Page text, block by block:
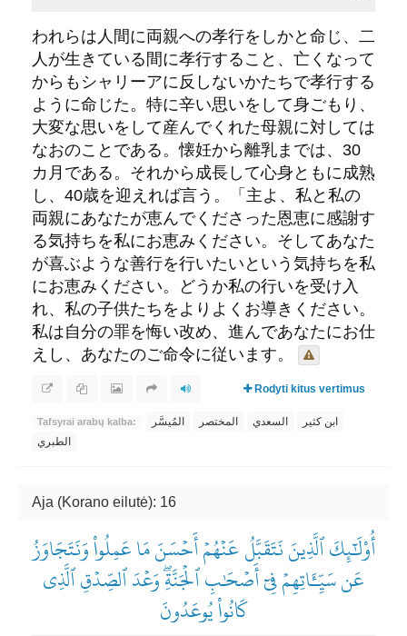
われらは人間に両親への孝行をしかと命じ、二
人が生きている間に孝行すること、亡くなって
からもシャリーアに反しないかたちで孝行する
ように命じた。特に辛い思いをして身ごもり、
大変な思いをして産んでくれた母親に対しては
なおのことである。懐妊から離乳までは、30
カ月である。それから成長して心身ともに成熟
し、40歳を迎えれば言う。「主よ、私と私の
両親にあなたが恵んでくださった恩恵に感謝す
る気持ちを私にお恵みください。そしてあなた
が喜ぶような善行を行いたいという気持ちを私
にお恵みください。どうか私の行いを受け入
れ、私の子供たちをよりよくお導きください。
私は自分の罪を悔い改め、進んであなたにお仕
えし、あなたのご命令に従います。
Rodyti kitus vertimus
Tafsyrai arabų kalba: المُيسَّر المختصر السعدي
ابن كثير
الطبري
Aja (Korano eilutė): 16
أُوْلَٰٓئِكَ ٱلَّذِينَ نَتَقَبَّلُ عَنۡهُمۡ أَحۡسَنَ مَا عَمِلُواْ وَنَتَجَاوَزُ
عَن سَيِّـَٔاتِهِمۡ فِيٓ أَصۡحَٰبِ ٱلۡجَنَّةِۖ وَعۡدَ ٱلصِّدۡقِ ٱلَّذِي
كَانُواْ يُوعَدُونَ